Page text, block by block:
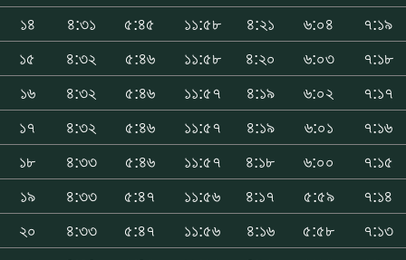
১৪
৪:৩১ ৫:৪৫ ১১:৫৮ ৪:২১ ৬:০৪
৭:১৯
১৫
৪:৩২ ৫:৪৬ ১১:৫৮ ৪:২০ ৬:০৩
৭:১৮
১৬
৪:৩২ ৫:৪৬ ১১:৫৭ ৪:১৯ ৬:০২
৭:১৭
১৭
৪:৩২ ৫:৪৬ ১১:৫৭ ৪:১৯ ৬:০১
৭:১৬
১৮
৪:৩৩ ৫:৪৬ ১১:৫৭ ৪:১৮ ৬:০০
৭:১৫
১৯
৪:৩৩ ৫:৪৭ ১১:৫৬ ৪:১৭ ৫:৫৯
৭:১৪
২০
৪:৩৩ ৫:৪৭ ১১:৫৬ ৪:১৬ ৫:৫৮
৭:১৩